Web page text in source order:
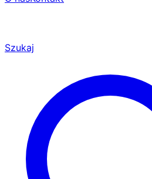
Szukaj